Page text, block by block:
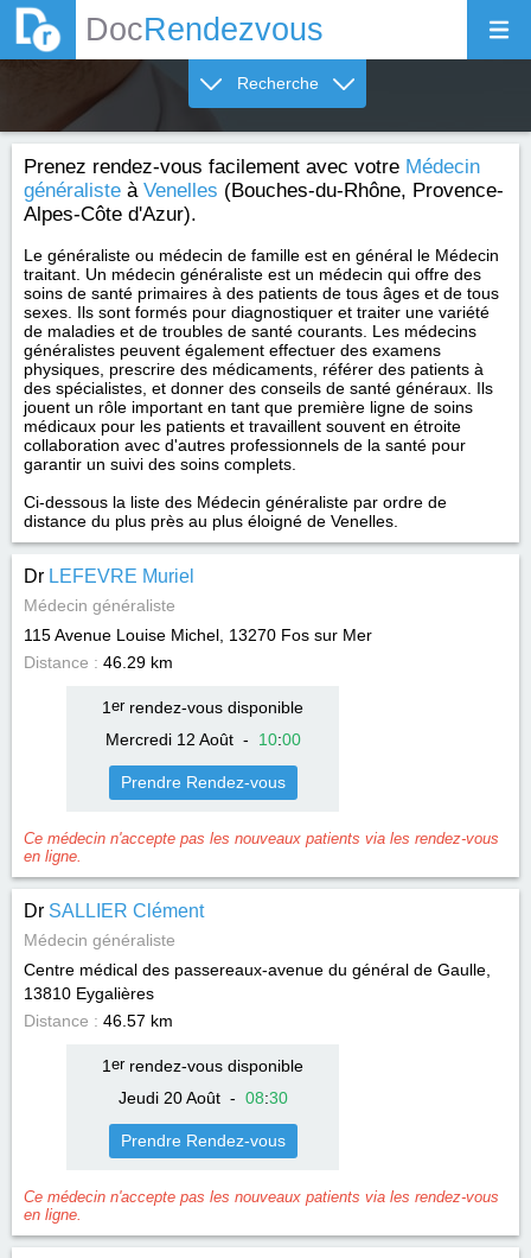
DocRendezvous
Recherche
Prenez rendez-vous facilement avec votre Médecin
généraliste à Venelles (Bouches-du-Rhône, Provence-
Alpes-Côte d'Azur).
Le généraliste ou médecin de famille est en général le Médecin
traitant. Un médecin généraliste est un médecin qui offre des
soins de santé primaires à des patients de tous âges et de tous
sexes. Ils sont formés pour diagnostiquer et traiter une variété
de maladies et de troubles de santé courants. Les médecins
généralistes peuvent également effectuer des examens
physiques, prescrire des médicaments, référer des patients à
des spécialistes, et donner des conseils de santé généraux. Ils
jouent un rôle important en tant que première ligne de soins
médicaux pour les patients et travaillent souvent en étroite
collaboration avec d'autres professionnels de la santé pour
garantir un suivi des soins complets.
Ci-dessous la liste des Médecin généraliste par ordre de
distance du plus près au plus éloigné de Venelles.
Dr LEFEVRE Muriel
Médecin généraliste
115 Avenue Louise Michel, 13270 Fos sur Mer
Distance : 46.29 km
1 errendez-vous disponible
Mercredi 12 Août- 10:00
Prendre Rendez-vous
Ce médecin n'accepte pas les nouveaux patients via les rendez-vous
en ligne.
Dr SALLIER Clément
Médecin généraliste
Centre médical des passereaux-avenue du général de Gaulle,
13810 Eygalières
Distance : 46.57 km
1 errendez-vous disponible
Jeudi 20 Août- 08:30
Prendre Rendez-vous
Ce médecin n'accepte pas les nouveaux patients via les rendez-vous
en ligne.